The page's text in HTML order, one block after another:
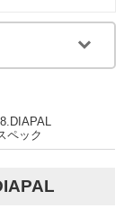
ペック